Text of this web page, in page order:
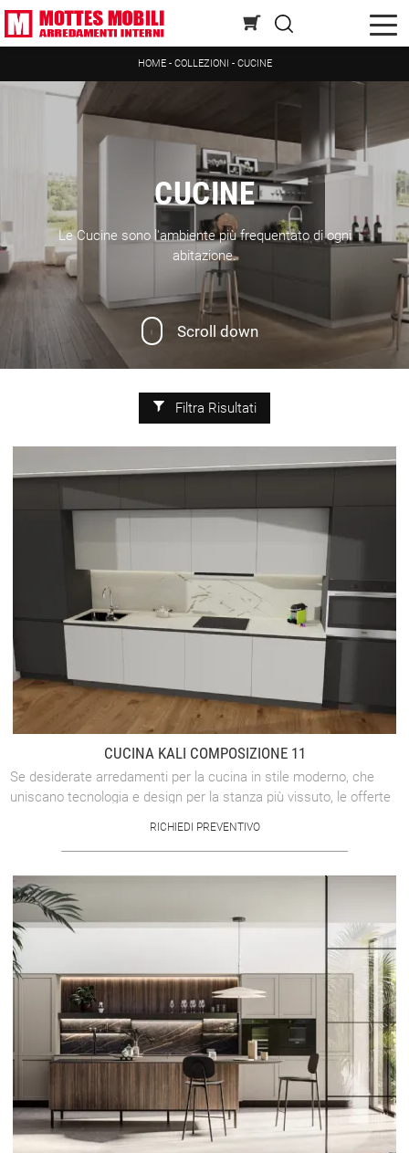
HOME- COLLEZIONI - CUCINE
CUCINE
Le Cucine sono l'ambiente più frequentato di ogni
abitazione.
Scroll down
Filtra Risultati
CUCINA KALI COMPOSIZIONE 11
Se desiderate arredamenti per la cucina in stile moderno, che
uniscano tecnologia e design per la stanza più vissuto, le offerte
RICHIEDI PREVENTIVO